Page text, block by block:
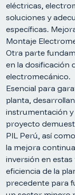
eléctricas,
soluciones y
específicas.
Montaje
Otra parte
en la dosificación
electromecánico.
Esencial para
planta,
instrumentación
proyecto
PIL Perú, así
la mejora
inversión en
eficiencia de la
precedente para